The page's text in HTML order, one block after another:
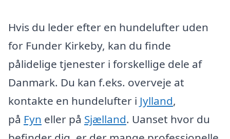
Hvis du leder efter en hundelufter uden
for Funder Kirkeby, kan du finde
pålidelige tjenester i forskellige dele af
Danmark. Du kan f.eks. overveje at
kontakte en hundelufter i Jylland,
på Fyn eller på Sjælland. Uanset hvor du